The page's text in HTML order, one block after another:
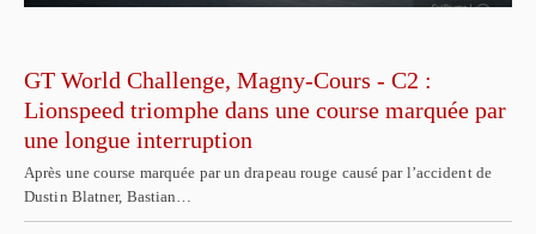
GT World Challenge, Magny-Cours - C2 :
Lionspeed triomphe dans une course marquée par
une longue interruption
Après une course marquée par un drapeau rouge causé par l’accident de
Dustin Blatner, Bastian…